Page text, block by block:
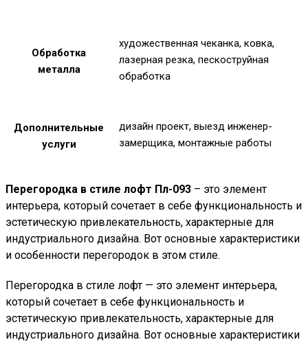
Обработка
металла
художественная чеканка, ковка,
лазерная резка, пескоструйная
обработка
Дополнительные
услуги
дизайн проект, выезд инженер-
замерщика, монтажные работы
Перегородка в стиле лофт Пл-093 – это элемент
интерьера, который сочетает в себе функциональность и
эстетическую привлекательность, характерные для
индустриального дизайна. Вот основные характеристики
и особенности перегородок в этом стиле.
Перегородка в стиле лофт — это элемент интерьера,
который сочетает в себе функциональность и
эстетическую привлекательность, характерные для
индустриального дизайна. Вот основные характеристики